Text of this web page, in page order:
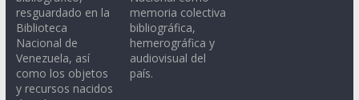
resguardado en la
Biblioteca
Nacional de
Venezuela, así
como los objetos
y recursos nacidos
memoria colectiva
bibliográfica,
hemerográfica y
audiovisual del
país.